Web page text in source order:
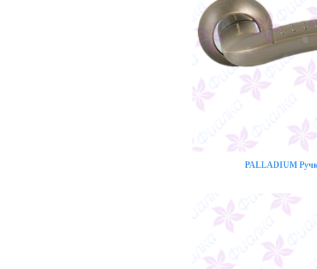
PALLADIUM